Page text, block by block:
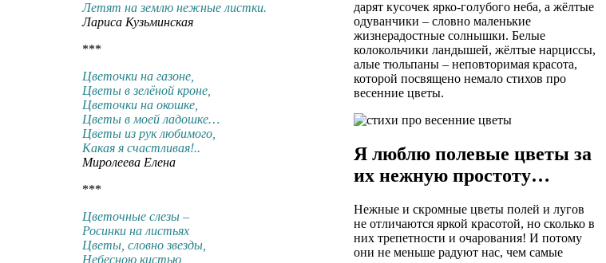
Летят на землю нежные листки.
Лариса Кузьминская
***
Цветочки на газоне,
Цветы в зелёной кроне,
Цветочки на окошке,
Цветы в моей ладошке…
Цветы из рук любимого,
Какая я счастливая!..
Миролеева Елена
***
Цветочные слезы –
Росинки на листьях
Цветы, словно звезды,
Небесною кистью
дарят кусочек ярко-голубого неба, а жёлтые
одуванчики – словно маленькие
жизнерадостные солнышки. Белые
колокольчики ландышей, жёлтые нарциссы,
алые тюльпаны – неповторимая красота,
которой посвящено немало стихов про
весенние цветы.
Я люблю полевые цветы за
их нежную простоту…
Нежные и скромные цветы полей и лугов
не отличаются яркой красотой, но сколько в
них трепетности и очарования! И потому
они не меньше радуют нас, чем самые